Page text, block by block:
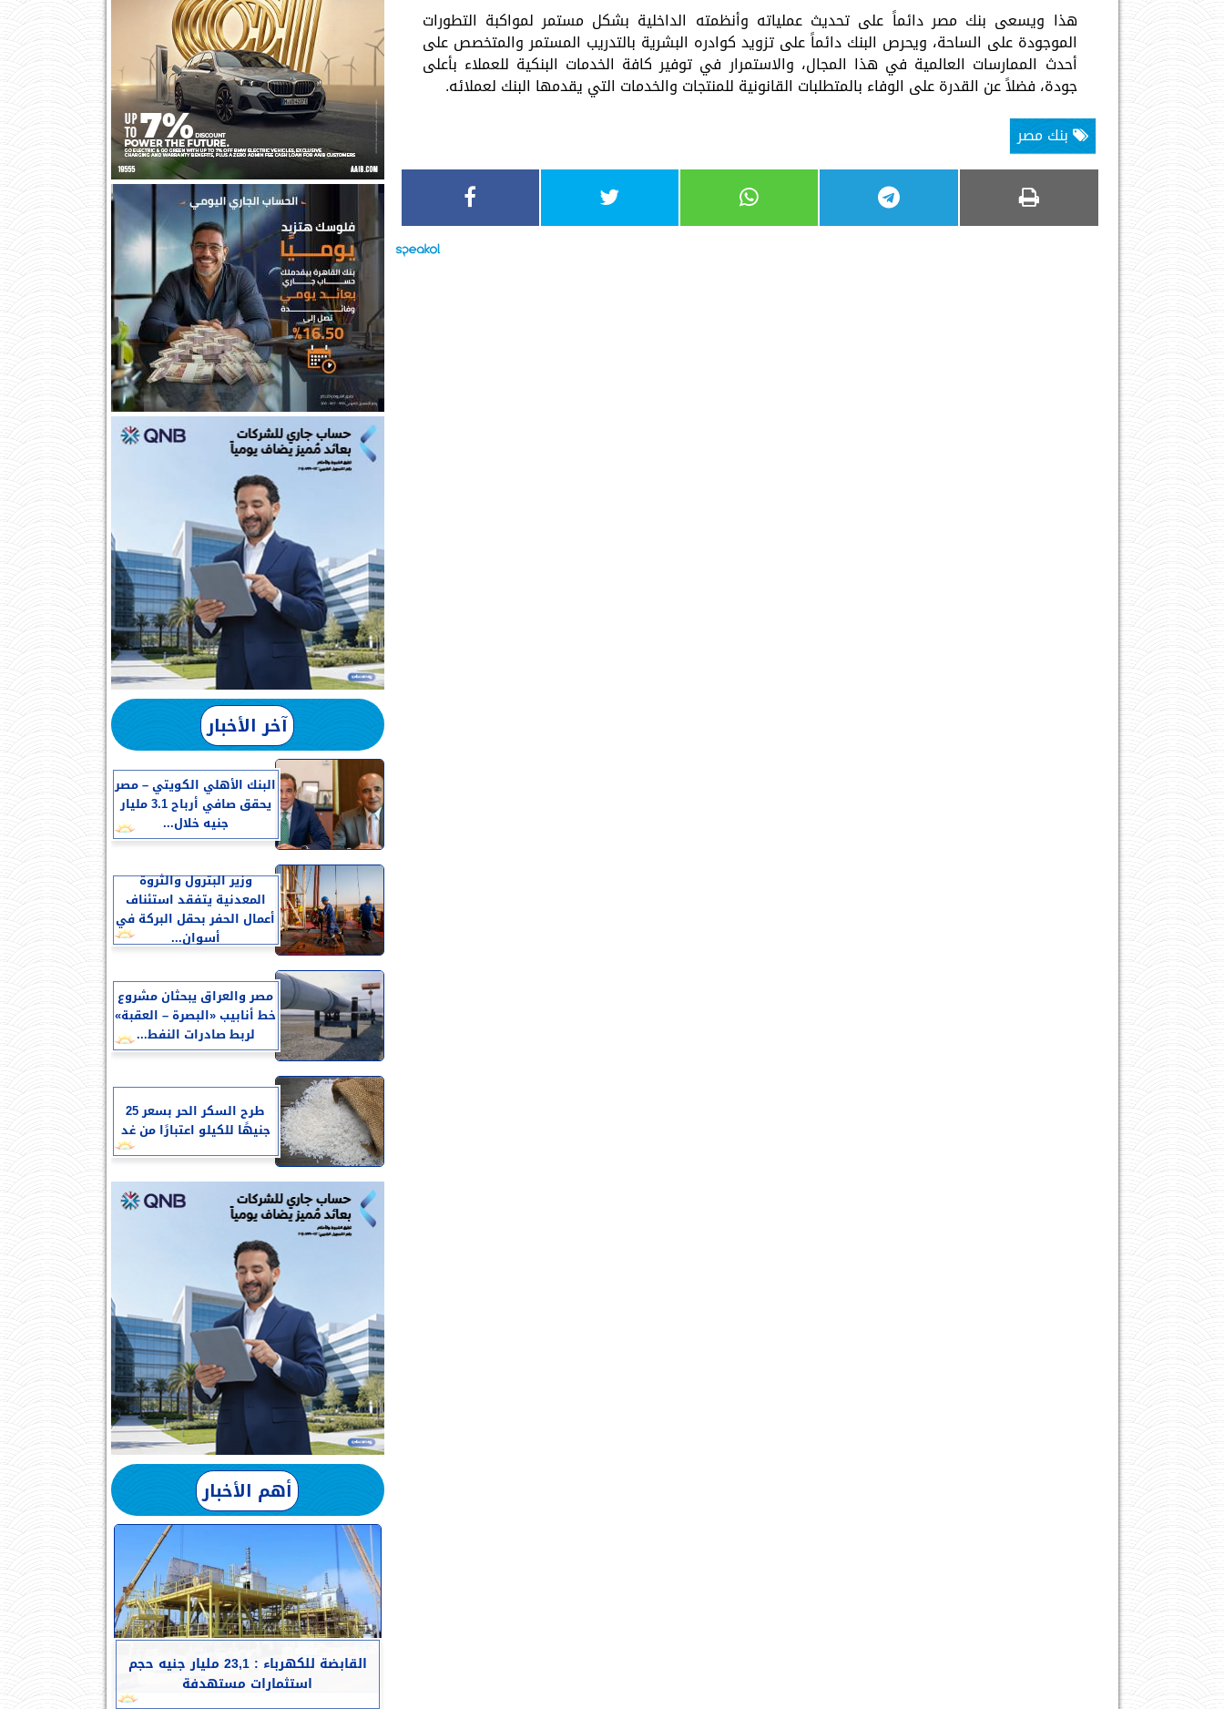
هذا ويسعى بنك مصر دائماً على تحديث عملياته وأنظمته الداخلية بشكل مستمر لمواكبة التطورات
الموجودة على الساحة، ويحرص البنك دائماً على تزويد كوادره البشرية بالتدريب المستمر والمتخصص على
أحدث الممارسات العالمية في هذا المجال، والاستمرار في توفير كافة الخدمات البنكية للعملاء بأعلى
جودة، فضلاً عن القدرة على الوفاء بالمتطلبات القانونية للمنتجات والخدمات التي يقدمها البنك لعملائه.
بنك مصر
آخر الأخبار
البنك الأهلي الكويتي – مصر
يحقق صافي أرباح 3.1 مليار
جنيه خلال...
وزير البترول والثروة
المعدنية يتفقد استئناف
أعمال الحفر بحقل البركة في
أسوان...
مصر والعراق يبحثان مشروع
خط أنابيب «البصرة – العقبة»
لربط صادرات النفط...
طرح السكر الحر بسعر 25
جنيهًا للكيلو اعتبارًا من غد
أهم الأخبار
القابضة للكهرباء : 23,1 مليار جنيه حجم
استثمارات مستهدفة